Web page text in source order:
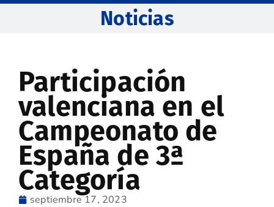
Noticias
Participación
valenciana en el
Campeonato de
España de 3ª
Categoría
septiembre 17, 2023